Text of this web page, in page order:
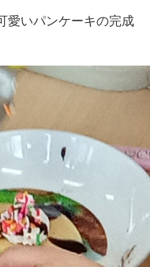
愛いパンケーキの完成